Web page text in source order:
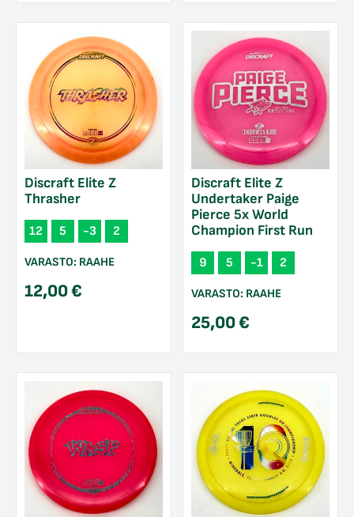
Discraft Elite Z
Thrasher
12 5 -3 2
VARASTO: RAAHE
12,00€
Discraft Elite Z
Undertaker Paige
Pierce 5x World
Champion First Run
9 5 -1 2
VARASTO: RAAHE
25,00€